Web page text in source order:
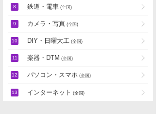
鉄道・電車 (全国)
カメラ・写真 (全国)
DIY・日曜大工 (全国)
楽器・DTM (全国)
パソコン・スマホ (全国)
インターネット